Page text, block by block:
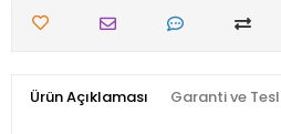
Ürün Açıklaması Garanti ve